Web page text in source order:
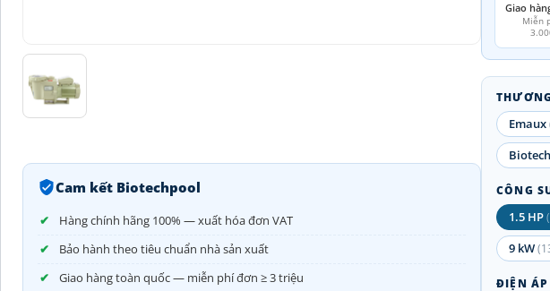
Cam kết Biotechpool
Hàng chính hãng 100% — xuất hóa đơn VAT
Bảo hành theo tiêu chuẩn nhà sản xuất
Giao hàng toàn quốc — miễn phí đơn ≥ 3 triệu
Giao
Miễn
Emaux
CÔNG
1.5 HP
9 kW
ĐIỆN ÁP